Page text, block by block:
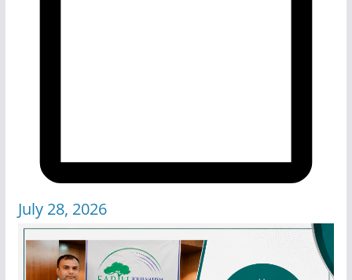
July 28, 2026